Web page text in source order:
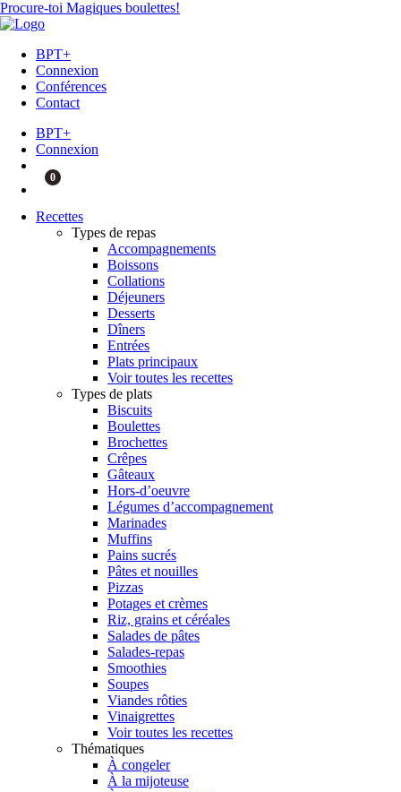
Procure-toi Magiques boulettes!
BPT+
Connexion
Conférences
Contact
BPT+
Connexion
0
Recettes
Types de repas
Accompagnements
Boissons
Collations
Déjeuners
Desserts
Dîners
Entrées
Plats principaux
Voir toutes les recettes
Types de plats
Biscuits
Boulettes
Brochettes
Crêpes
Gâteaux
Hors-d’oeuvre
Légumes d’accompagnement
Marinades
Muffins
Pains sucrés
Pâtes et nouilles
Pizzas
Potages et crèmes
Riz, grains et céréales
Salades de pâtes
Salades-repas
Smoothies
Soupes
Viandes rôties
Vinaigrettes
Voir toutes les recettes
Thématiques
À congeler
À la mijoteuse